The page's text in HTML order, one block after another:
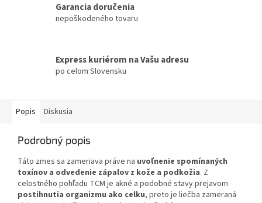
Garancia doručenia
nepoškodeného tovaru
Express kuriérom na Vašu adresu
po celom Slovensku
Popis Diskusia
Podrobný popis
Táto zmes sa zameriava práve na uvoľnenie spomínaných
toxínov a odvedenie zápalov z kože a podkožia. Z
celostného pohľadu TCM je akné a podobné stavy prejavom
postihnutia organizmu ako celku, preto je liečba zameraná